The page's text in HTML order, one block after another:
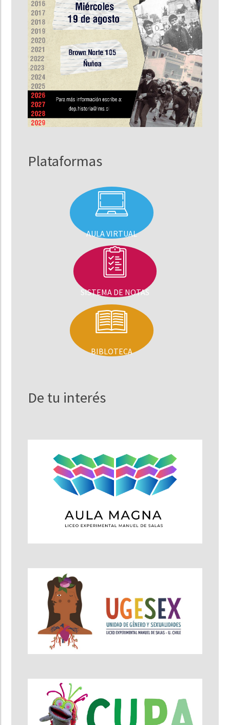
Plataformas
AULA VIRTUAL
SISTEMA DE NOTAS
BIBLOTECA
De tu interés